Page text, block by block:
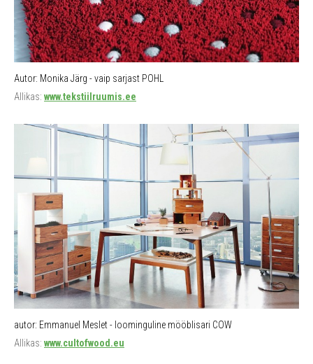
Autor: Monika Järg - vaip sarjast POHL
Allikas: www.tekstiilruumis.ee
autor: Emmanuel Meslet - loominguline mööblisari COW
Allikas: www.cultofwood.eu